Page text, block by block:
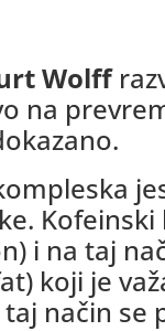
Wolff
na
i na taj
koji je
način se